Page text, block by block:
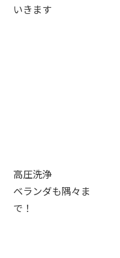
いきます
高圧洗浄
ベランダも隅々ま
で！